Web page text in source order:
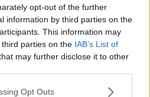
opt-out of the further
information by third parties on the
This information may
parties on the IAB’s List of
may further disclose it to other
Opt Outs